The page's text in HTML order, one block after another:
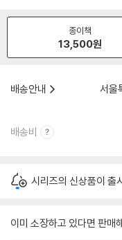
종이책
13,500원
배송안내
서울
배송비
시리즈의 신상품이 출
이미 소장하고 있다면 판매